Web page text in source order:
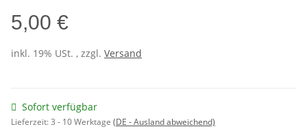
5,00 €
inkl. 19% USt. , zzgl. Versand
Sofort verfügbar
Lieferzeit:3 - 10 Werktage (DE - Ausland abweichend)